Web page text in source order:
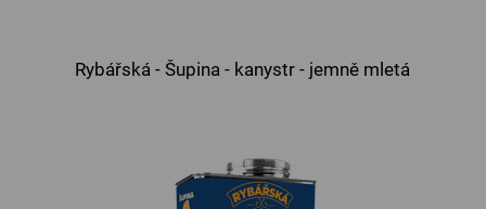
Rybářská - Šupina - kanystr - jemně mletá